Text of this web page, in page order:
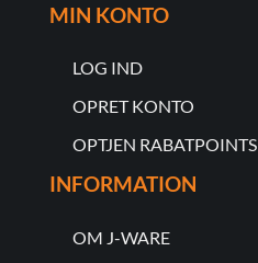
MIN KONTO
LOG IND
OPRET KONTO
OPTJEN RABATPOINTS
INFORMATION
OM J-WARE